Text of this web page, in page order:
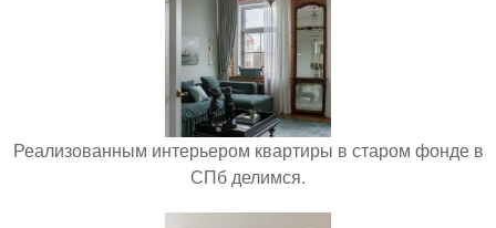
Реализованным интерьером квартиры в старом фонде в
СПб делимся.